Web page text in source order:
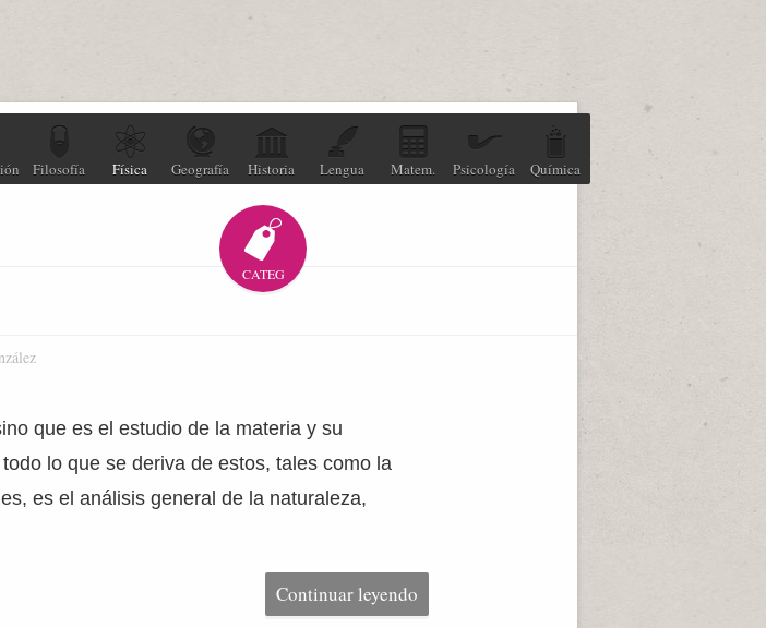
Filosofía Física Geografía Historia Lengua Matem. Psicología Química
CATEG
que es el estudio de la materia y su
lo que se deriva de estos, tales como la
es el análisis general de la naturaleza,
Continuar leyendo